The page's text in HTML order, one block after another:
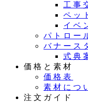
工事
ペッ
イベ
パトロー
バナース
式典
価格と素材
価格表
素材につ
注文ガイド